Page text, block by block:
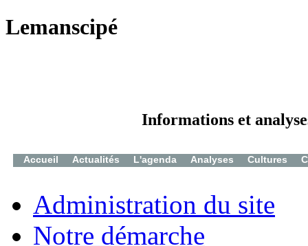
Lemanscipé
Informations et
Accueil Actualités L'agenda Analyses Cultures
Administration du site
Notre démarche